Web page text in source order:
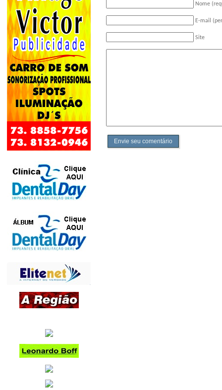
Nome
E-mail
Site
Envie seu comentário